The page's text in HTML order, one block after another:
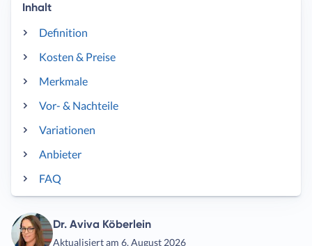
Inhalt
Definition
Kosten & Preise
Merkmale
Vor- & Nachteile
Variationen
Anbieter
FAQ
Dr. Aviva Köberlein
Aktualisiert am 6. August 2026